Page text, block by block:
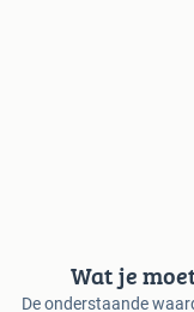
Wat je
De onderstaande